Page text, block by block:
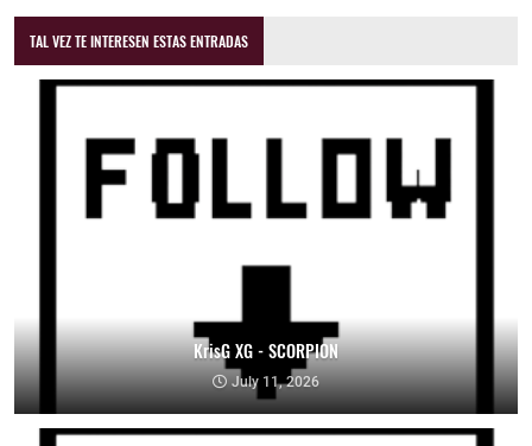
TAL VEZ TE INTERESEN ESTAS ENTRADAS
KrisG XG - SCORPION
July 11, 2026